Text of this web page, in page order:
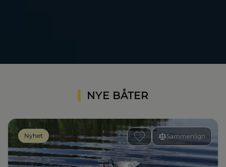
NYE BÅTER
Sammenlign
Nyhet